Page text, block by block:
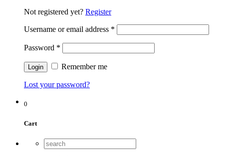
Not registered yet? Register
Username or email address *
Password *
Remember me
Lost your password?
0
Cart